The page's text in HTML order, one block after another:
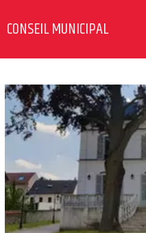
CONSEIL MUNICIPAL